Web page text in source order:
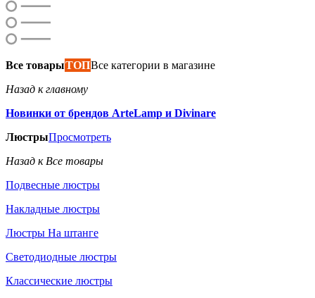
Все товарыТОПВсе категории в магазине
Назад к главному
Новинки от брендов ArteLamp и Divinare
ЛюстрыПросмотреть
Назад к Все товары
Подвесные люстры
Накладные люстры
Люстры На штанге
Светодиодные люстры
Классические люстры